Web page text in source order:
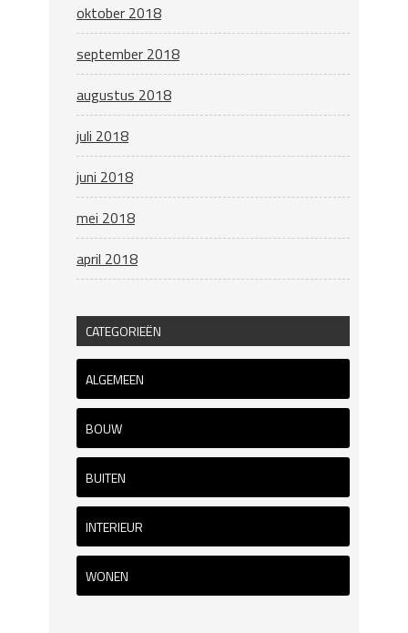
oktober 2018
september 2018
augustus 2018
juli 2018
juni 2018
mei 2018
april 2018
CATEGORIEËN
ALGEMEEN
BOUW
BUITEN
INTERIEUR
WONEN